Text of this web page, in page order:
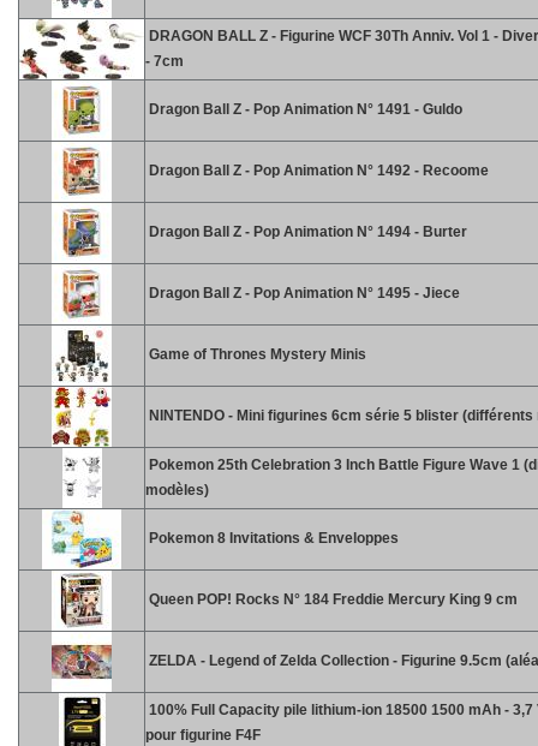
DRAGON BALL Z - Figurine WCF 30Th Anniv. Vol 1 -
- 7cm
Dragon Ball Z - Pop Animation N° 1491 - Guldo
Dragon Ball Z - Pop Animation N° 1492 - Recoome
Dragon Ball Z - Pop Animation N° 1494 - Burter
Dragon Ball Z - Pop Animation N° 1495 - Jiece
Game of Thrones Mystery Minis
NINTENDO - Mini figurines 6cm série 5 blister (différents
Pokemon 25th Celebration 3 Inch Battle Figure Wave 1
modèles)
Pokemon 8 Invitations & Enveloppes
Queen POP! Rocks N° 184 Freddie Mercury King 9 cm
ZELDA - Legend of Zelda Collection - Figurine 9.5cm
100% Full Capacity pile lithium-ion 18500 1500 mAh - 3,7
pour figurine F4F